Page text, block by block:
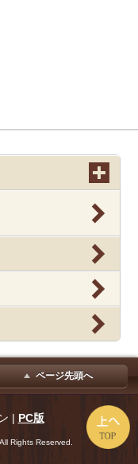
ページ先頭へ
| PC版
Rights Reserved.